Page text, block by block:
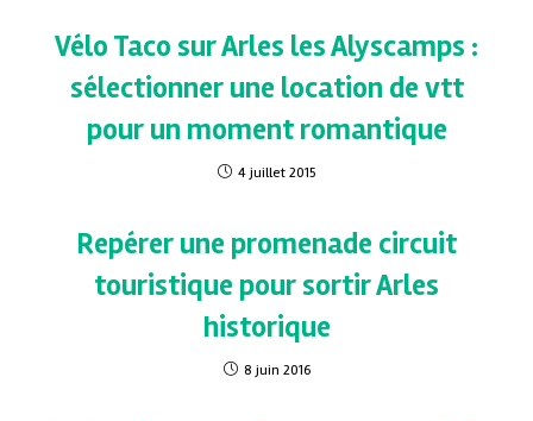
Vélo Taco sur Arles les Alyscamps :
sélectionner une location de vtt
pour un moment romantique
4 juillet 2015
Repérer une promenade circuit
touristique pour sortir Arles
historique
8 juin 2016